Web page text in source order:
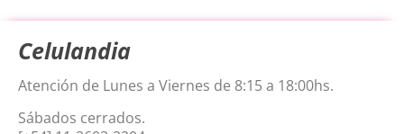
Celulandia
Atención de Lunes a Viernes de 8:15 a 18:00hs.
Sábados cerrados.